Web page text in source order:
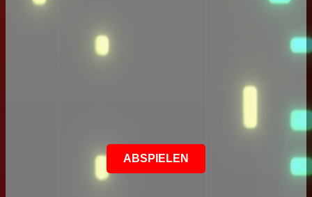
ABSPIELEN